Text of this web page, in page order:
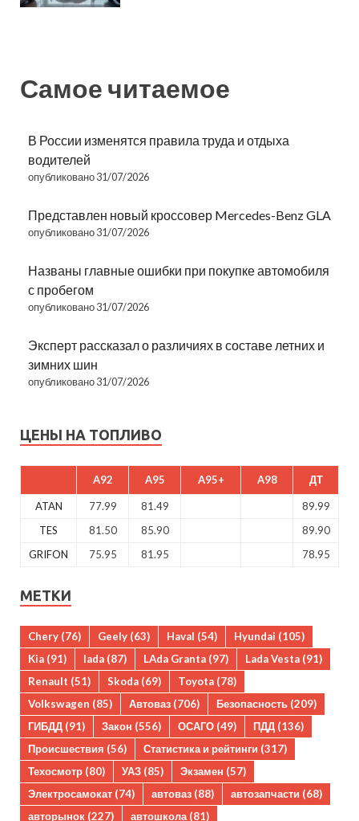
Самое читаемое
В России изменятся правила труда и отдыха
водителей
опубликовано 31/07/2026
Представлен новый кроссовер Mercedes-Benz GLA
опубликовано 31/07/2026
Названы главные ошибки при покупке автомобиля
с пробегом
опубликовано 31/07/2026
Эксперт рассказал о различиях в составе летних и
зимних шин
опубликовано 31/07/2026
ЦЕНЫ НА ТОПЛИВО
A92 A95 A95+ A98 ДТ
ATAN 77.99 81.49
89.99
TES
81.50 85.90
89.90
GRIFON
75.95 81.95 78.95
МЕТКИ
Chery (76) Geely (63) Haval (54) Hyundai (105)
Kia (91) lada (87) LAda Granta (97) Lada Vesta (91)
Renault (51) Skoda (69) Toyota (78)
Volkswagen (85) Автоваз (706) Безопасность (209)
ГИБДД (91) Закон (556) ОСАГО (49) ПДД (136)
Происшествия (56) Статистика и рейтинги (317)
Техосмотр (80) УАЗ (85) Экзамен (57)
Электросамокат (74) автоваз (88) автозапчасти (68)
авторынок (227) автошкола(81)